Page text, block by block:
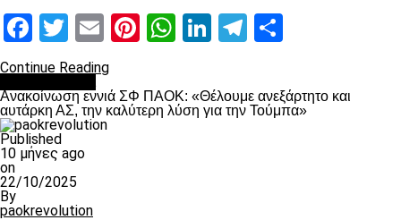
Facebook
Twitter
EmailPinterest
WhatsApp
LinkedIn
Telegram
Continue Reading
Ανακοίνωση εννιά ΣΦ ΠΑΟΚ: «Θέλουμε ανεξάρτητο και
αυτάρκη ΑΣ, την καλύτερη λύση για την Τούμπα»
Published
10 μήνες ago
on
22/10/2025
By
paokrevolution